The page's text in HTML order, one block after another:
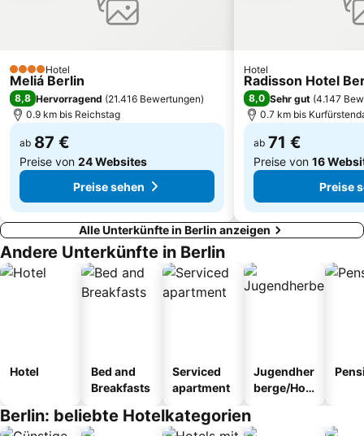
Theater des Westens
Steglitz-Zehlendorf
FEZ Wuhlheide
Zoologischer Garten Berlin
Gendarmenmarkt
Gesundbrunnen
Kindl-Bühne Wuhlheide
Weißensee
4 SterneHotel
Meliá Berlin
8,8 Hervorragend (21.416 Bewertungen)
0.9 km bis Reichstag
ab 87 €
Preise von 24 Websites
Preise sehen
Hotel
Radisson Hotel
8,0 Sehr gut (4.147
0.7 km bis
ab 71 €
Preise von 16
Preise
Alle Unterkünfte in Berlin anzeigen
Andere Unterkünfte in Berlin
Hotel
Bed and
Breakfasts
Serviced
apartment
Jugendher
berge/Hos
Berlin: beliebte Hotelkategorien